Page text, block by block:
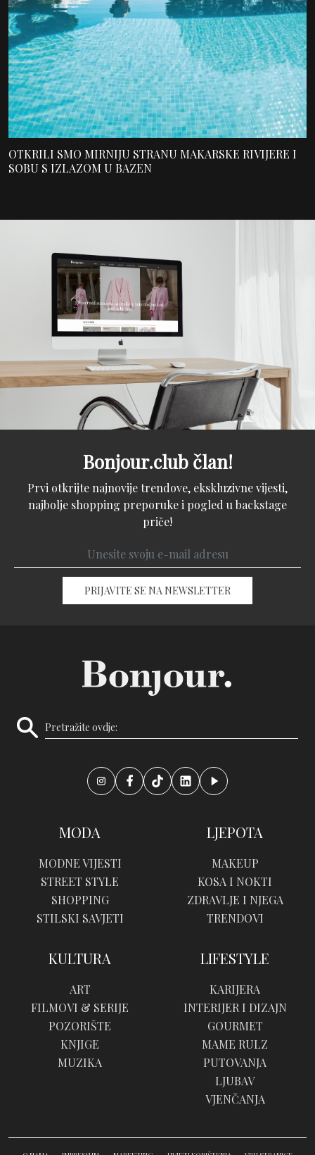
OTKRILI SMO MIRNIJU STRANU MAKARSKE RIVIJERE I
SOBU S IZLAZOM U BAZEN
Bonjour.club član!
Prvi otkrijte najnovije trendove, ekskluzivne vijesti,
najbolje shopping preporuke i pogled u backstage
priče!
PRIJAVITE SE NA NEWSLETTER
MODA
MODNE VIJESTI
STREET STYLE
SHOPPING
STILSKI SAVJETI
LJEPOTA
MAKEUP
KOSA I NOKTI
ZDRAVLJE I NJEGA
TRENDOVI
KULTURA
ART
FILMOVI & SERIJE
POZORIŠTE
KNJIGE
MUZIKA
LIFESTYLE
KARIJERA
INTERIJER I DIZAJN
GOURMET
MAME RULZ
PUTOVANJA
LJUBAV
VJENČANJA